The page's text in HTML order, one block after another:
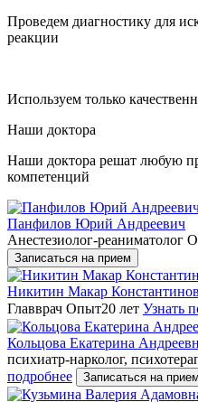
Проведем диагностику для
реакции
Используем только
Наши доктора
Наши доктора решат любую
компетенций
Панфилов Юрий Андреевич
Анестезиолог-реаниматолог
Записаться на прием
Никитин Макар
Главврач Опыт20 лет Узнать
Кольцова Екатерина
психиатр-нарколог,
подробнее
Записаться на прием